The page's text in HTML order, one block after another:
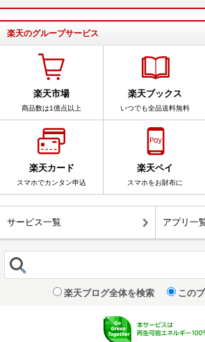
楽天のグループサービス
楽天市場
商品数は1億点以上
楽天ブックス
いつでも全品送料無料
楽天カード
スマホでカンタン申込
楽天ペイ
スマホをお財布に
サービス一覧 アプリ一
楽天ブログ全体を検索 この